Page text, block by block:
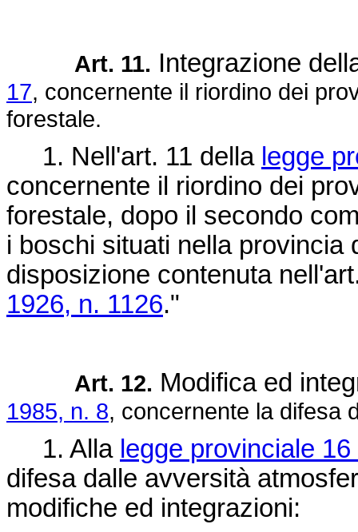
Art. 11. Integrazione
17, concernente il riordino dei
forestale.
1. Nell'art. 11 della legge
concernente il riordino dei
forestale, dopo il secondo
i boschi situati nella provincia
disposizione contenuta
1926, n. 1126."
Art. 12. Modifica ed
1985, n. 8, concernente la difesa
1. Alla legge provinciale
difesa dalle avversità
modifiche ed integrazioni: